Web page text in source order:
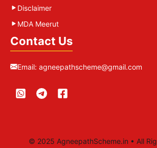
Disclaimer
MDA Meerut
Contact Us
Email: agneepathscheme@gmail.com
© 2025 AgneepathScheme.in • All